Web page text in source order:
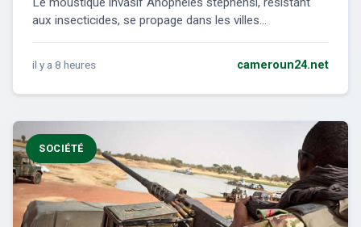
aux insecticides, se propage dans les villes...
il y a 8 heures cameroun24.net
SOCIÉTÉ